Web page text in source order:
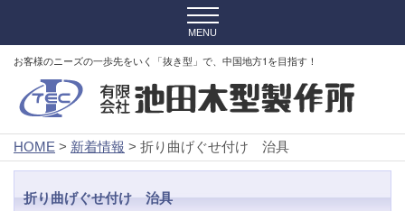
お客様のニーズの一歩先をいく「抜き型」で、中国地方1を目指す！
HOME > 新着情報 > 折り曲げぐせ付け 治具
折り曲げぐせ付け 治具